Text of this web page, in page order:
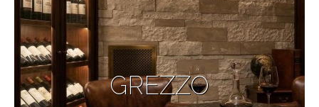
definitivo para transformar projetos
contemporâneos de altíssimo padrão em
verdadeiras obras de arte. Engenharia e Natureza
em Sintonia: Desenvolvida através de um
primoroso processo que une extrato natural de
rochas e cimento estrutural de alta performance,
GREZZO